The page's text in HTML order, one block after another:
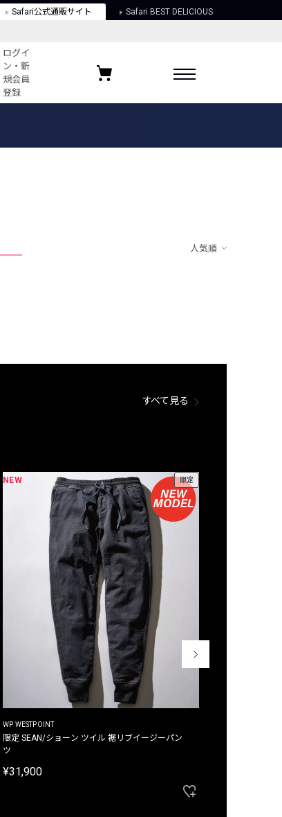
Safari公式通販サイト Safari BEST DELICIOUS
ログイ
ン・新
規会員
登録
お気に入りブランド
人気順
すべて見る
NEW 限定
WP WESTPOINT
限定 SEAN/ショーン ツイル 裾リブイージーパン
ツ
¥31,900